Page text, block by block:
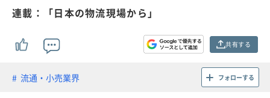
連載：「日本の物流現場から」
共有する
流通・小売業界 フォローする